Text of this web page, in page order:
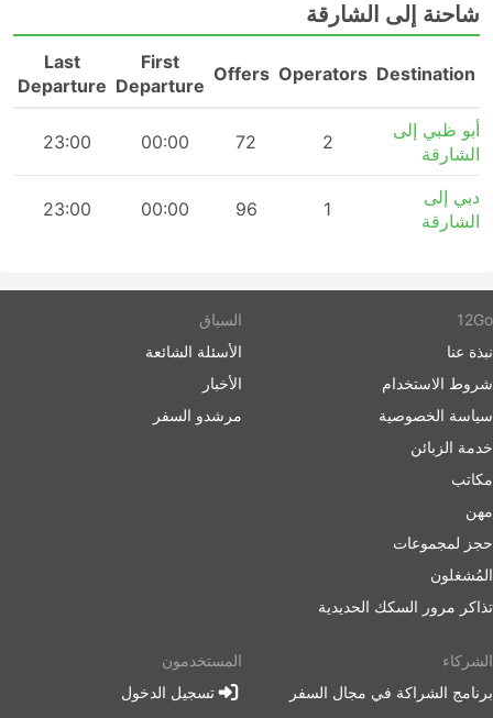
شاحنة إلى الشارقة
Destination
Operators
Offers
First
Departure
Last
Departure
أبو ظبي إلى
الشارقة
2
72
00:00
23:00
دبي إلى
الشارقة
1
96
00:00
23:00
12Go
نبذة عنا
شروط الاستخدام
سياسة الخصوصية
خدمة الزبائن
مكاتب
مهن
حجز لمجموعات
المُشغلون
تذاكر مرور السكك الحديدية
السياق
الأسئلة الشائعة
الأخبار
مرشدو السفر
الشركاء
برنامج الشراكة في مجال السفر
المستخدمون
تسجيل الدخول